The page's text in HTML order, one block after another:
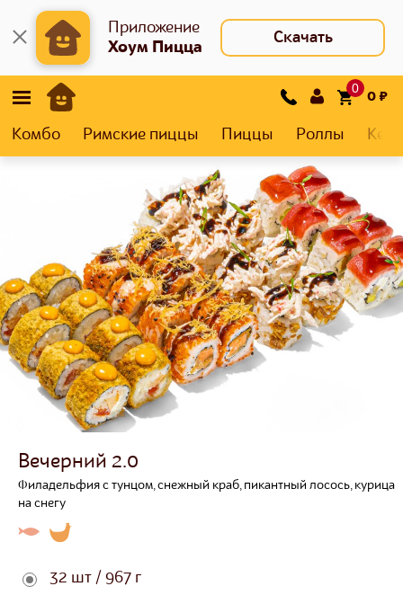
Приложение
Хоум Пицца
Скачать
0
0₽
Комбо Римские пиццы Пиццы Роллы
Вечерний 2.0
Филадельфия с тунцом, снежный краб, пикантный лосось, курица
на снегу
32 шт / 967 г